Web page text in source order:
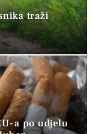
traži
a po udjelu